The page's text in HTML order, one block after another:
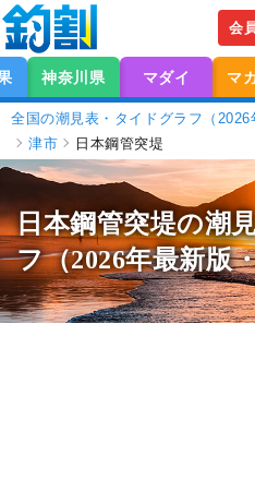
会
神奈川県 マダイ マ
全国の潮見表・タイドグラフ（2026
津市
日本鋼管突堤
日本鋼管突堤の潮
フ（2026年最新版